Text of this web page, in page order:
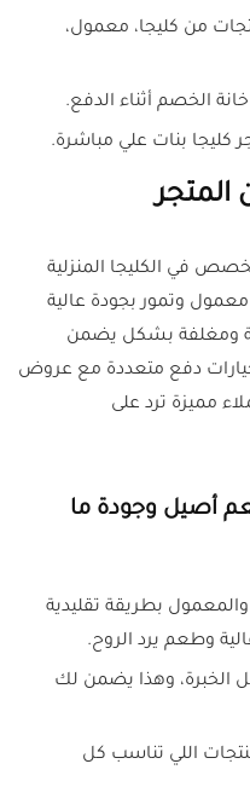
من كليجا، معمول،
الخصم أثناء الدفع.
كليجا بنات علي مباشرة.
المتجر
في الكليجا المنزلية
وتمور بجودة عالية
ومغلفة بشكل يضمن
خيارات دفع متعددة مع عروض
مميزة ترد على
أصيل وجودة ما
والمعمول بطريقة تقليدية
وطعم يرد الروح.
الخبرة، وهذا يضمن لك
اللي تناسب كل